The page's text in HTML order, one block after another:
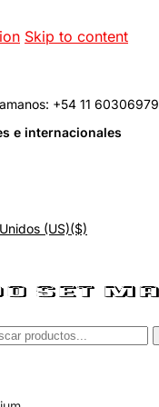
Skip to content
+54 11 60306979
e internacionales
(US)($)